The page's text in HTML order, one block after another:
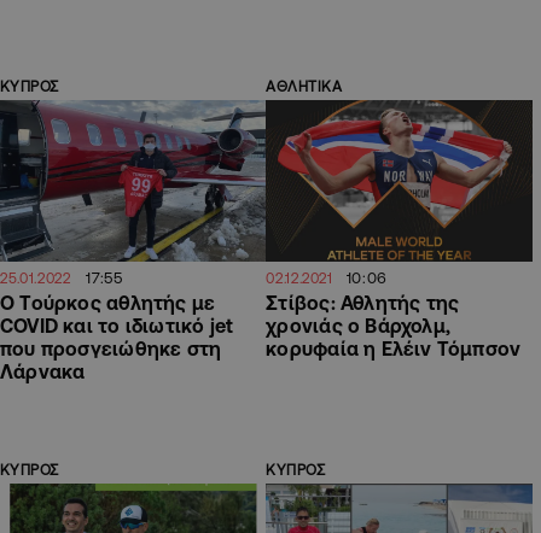
ΚΥΠΡΟΣ
25.01.2022 17:55
Ο Τούρκος αθλητής με
COVID και το ιδιωτικό jet
που προσγειώθηκε στη
Λάρνακα
ΑΘΛΗΤΙΚΑ
02.12.2021 10:06
Στίβος: Αθλητής της
χρονιάς ο Βάρχολμ,
κορυφαία η Ελέιν Τόμπσον
ΚΥΠΡΟΣ ΚΥΠΡΟΣ